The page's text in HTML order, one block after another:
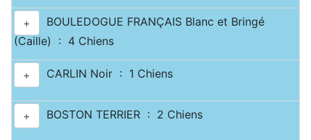
+
BOULEDOGUE FRANÇAIS Blanc et Bringé
(Caille) : 4 Chiens
+ CARLIN Noir : 1 Chiens
+ BOSTON TERRIER : 2 Chiens